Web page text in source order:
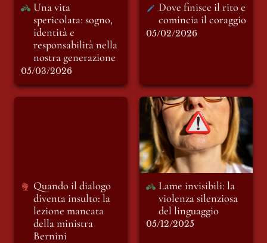
Una vita
spericolata: sogno,
identità e
responsabilità nella
nostra generazione
05/03/2026
Dove finisce il rito e
comincia il coraggio
05/02/2026
Quando il dialogo
diventa insulto: la
lezione mancata
della ministra
Bernini
Lame invisibili: la
violenza silenziosa
del linguaggio
Lame invisibili: la
violenza silenziosa
del linguaggio
05/12/2025